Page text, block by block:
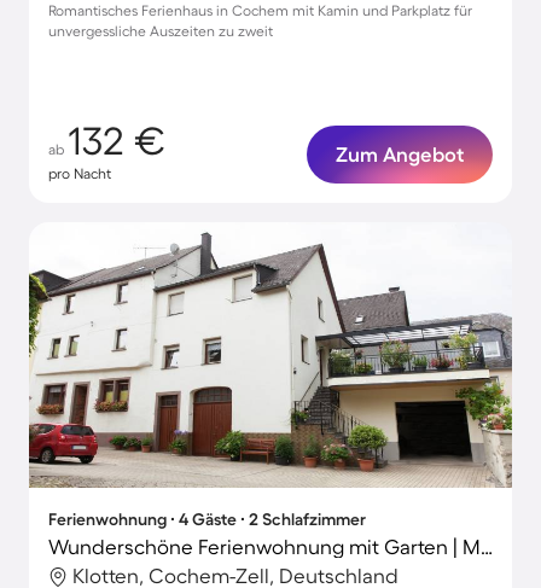
Romantisches Ferienhaus in Cochem mit Kamin und Parkplatz für
unvergessliche Auszeiten zu zweit
ab 132 €
pro Nacht
Zum Angebot
Ferienwohnung ∙ 4 Gäste ∙ 2 Schlafzimmer
Wunderschöne Ferienwohnung mit Garten | Meerblick | Hunde erlaubt
Klotten, Cochem-Zell, Deutschland